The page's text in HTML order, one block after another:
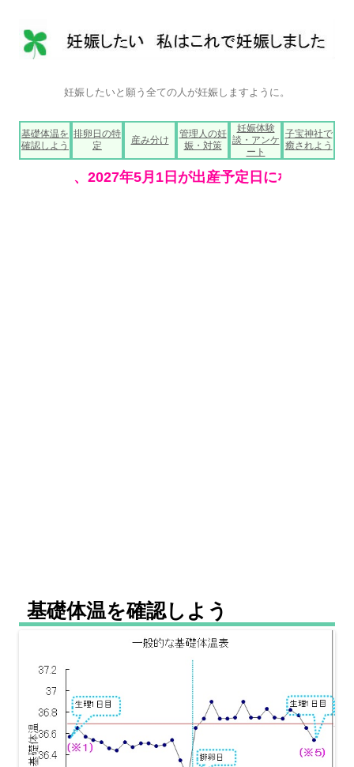
妊娠したいと願う全ての人が妊娠しますように。
コ
ン
テ
ン
ツ
へ
基礎体温を
確認しよう
排卵日の特
定
産み分け
管理人の妊
娠・対策
妊娠体験
談・アンケ
ート
子宝神社で
癒されよう
基礎体温を確認しよう